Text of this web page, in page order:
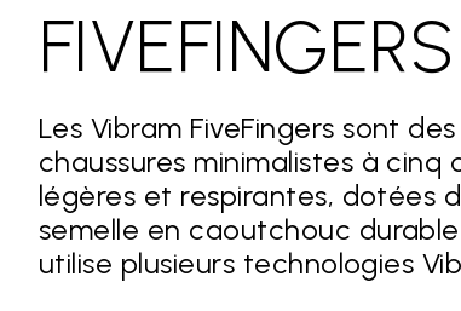
FIVEFINGERS
Les Vibram FiveFingers sont des
chaussures minimalistes à cinq
légères et respirantes, dotées
semelle en caoutchouc
utilise plusieurs technologies